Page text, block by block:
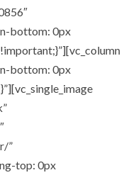
bottom: 0px
bottom: 0px
”
top: 0px